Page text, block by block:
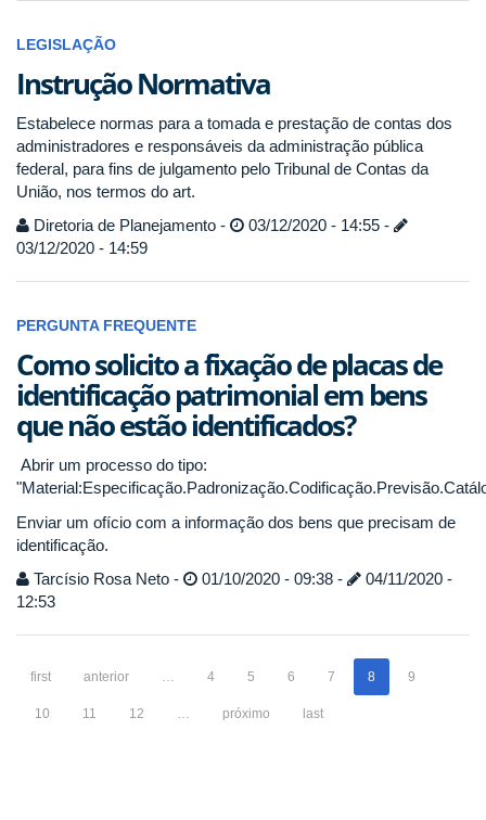
LEGISLAÇÃO
Instrução Normativa
Estabelece normas para a tomada e prestação de contas dos
administradores e responsáveis da administração pública
federal, para fins de julgamento pelo Tribunal de Contas da
União, nos termos do art.
Diretoria de Planejamento -
03/12/2020 - 14:55 -
03/12/2020 - 14:59
PERGUNTA FREQUENTE
Como solicito a fixação de placas de
identificação patrimonial em bens
que não estão identificados?
Abrir um processo do tipo:
Enviar um ofício com a informação dos bens que precisam de
identificação.
Tarcísio Rosa Neto -
01/10/2020 - 09:38 -
04/11/2020 -
12:53
first anterior … 4 5 6 7 8 9
10 11 12 … próximo last